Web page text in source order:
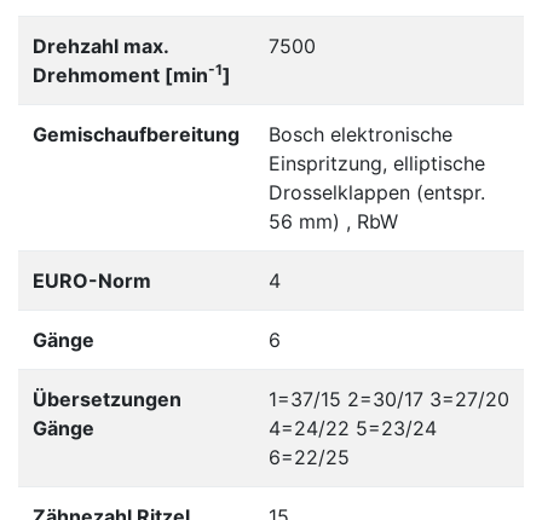
Drehzahl max.
Drehmoment [min-1]
7500
Gemischaufbereitung
Bosch elektronische
Einspritzung, elliptische
Drosselklappen (entspr.
56 mm) , RbW
EURO-Norm 4
Gänge 6
Übersetzungen
Gänge
1=37/15 2=30/17 3=27/20
4=24/22 5=23/24
6=22/25